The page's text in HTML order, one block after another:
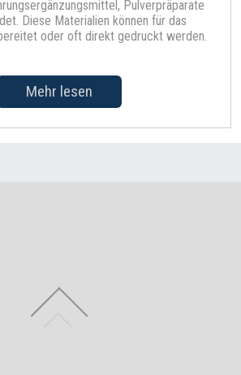
Pulverpräparate
Diese Materialien können für das
oder oft direkt gedruckt werden.
Mehr lesen